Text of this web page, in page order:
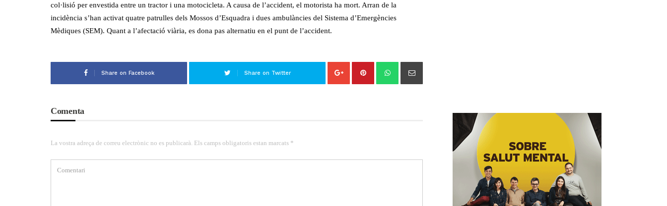
col·lisió per envestida entre un tractor i una motocicleta. A causa de l’accident, el motorista ha mort. Arran de la
incidència s’han activat quatre patrulles dels Mossos d’Esquadra i dues ambulàncies del Sistema d’Emergències
Mèdiques (SEM). Quant a l’afectació viària, es dona pas alternatiu en el punt de l’accident.
Share on Facebook Share on Twitter
Comenta
La vostra adreça de correu electrònic no es publicarà. Els camps obligatoris estan marcats *